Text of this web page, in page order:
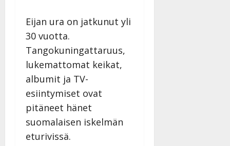
Eijan ura on jatkunut yli
30 vuotta.
Tangokuningattaruus,
lukemattomat keikat,
albumit ja TV-
esiintymiset ovat
pitäneet hänet
suomalaisen iskelmän
eturivissä.